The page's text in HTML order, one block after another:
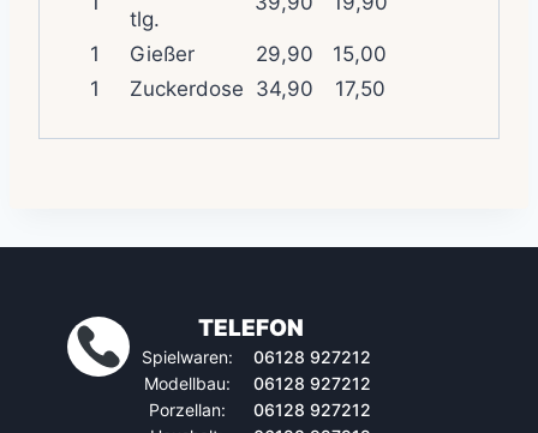
tlg.
1 Gießer 29,90
15,00
1
Zuckerdose 34,90 17,50
TELEFON
Spielwaren:
06128 927212
Modellbau:
06128 927212
Porzellan:
06128 927212